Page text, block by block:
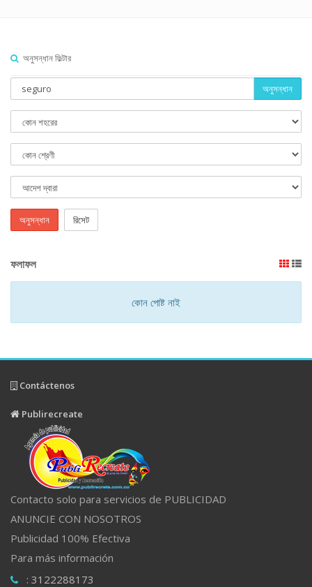
অনুসন্ধান ফিল্টার
অনুসন্ধান
অনুসন্ধান রিসেট
ফলাফল
কোন পোষ্ট নাই
Contáctenos
Publirecreate
Contacto solo para servicios de PUBLICIDAD
ANUNCIE CON NOSOTROS
Publicidad 100% Efectiva
Para más información
: 3122288173